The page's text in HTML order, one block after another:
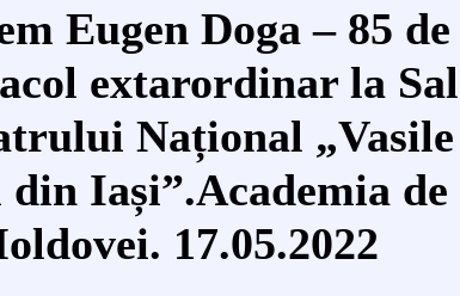
Eugen Doga – 85 de
extarordinar la
Național „Vasile
Iași”.Academia de
17.05.2022